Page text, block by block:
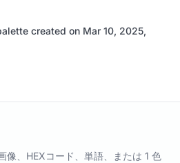
created on Mar 10, 2025,
、HEXコード、単語、または 1 色